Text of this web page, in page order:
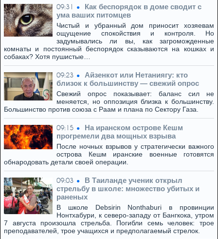
09:31
Как беспорядок в доме сводит с
ума ваших питомцев
Чистый и убранный дом приносит хозяевам
ощущение спокойствия и контроля. Но
задумывались ли вы, как загроможденные
комнаты и постоянный беспорядок сказываются на кошках и
собаках? Хотя пушистые…
09:23
Айзенкот или Нетаниягу: кто
близок к большинству — свежий опрос
Свежий опрос показывает: баланс сил не
меняется, но оппозиция близка к большинству.
Большинство против союза с Раам и плана по Сектору Газа.
09:15
На иранском острове Кешм
прогремели два мощных взрыва
После ночных взрывов у стратегически важного
острова Кешм иранские военные готовятся
обнародовать детали своей операции.
09:03
В Таиланде ученик открыл
стрельбу в школе: множество убитых и
раненых
В школе Debsirin Nonthaburi в провинции
Нонтхабури, к северо-западу от Бангкока, утром
7 августа произошла стрельба. Погибли семь человек: трое
преподавателей, трое учащихся и предполагаемый стрелок.